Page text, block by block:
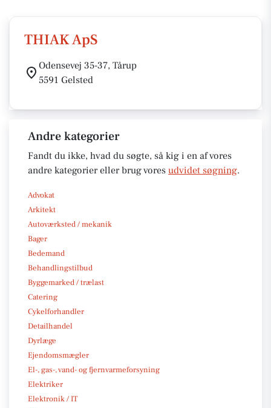
THIAK ApS
Odensevej 35-37, Tårup
5591 Gelsted
Andre kategorier
Fandt du ikke, hvad du søgte, så kig i en af vores
andre kategorier eller brug vores udvidet søgning.
Advokat
Arkitekt
Autoværksted / mekanik
Bager
Bedemand
Behandlingstilbud
Byggemarked / trælast
Catering
Cykelforhandler
Detailhandel
Dyrlæge
Ejendomsmægler
El-, gas-, vand- og fjernvarmeforsyning
Elektriker
Elektronik / IT